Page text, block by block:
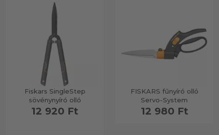
Fiskars SingleStep
sövénynyíró olló
12 920 Ft
FISKARS fűnyíró olló
Servo-System
12 980 Ft